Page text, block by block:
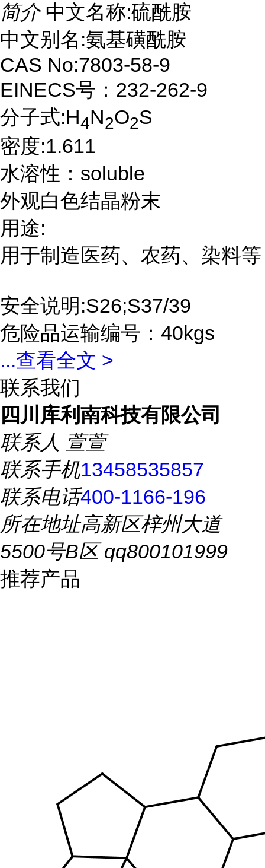
简介 中文名称:硫酰胺
中文别名:氨基磺酰胺
CAS No:7803-58-9
EINECS号：232-262-9
分子式:H4N2O2S
密度:1.611
水溶性：soluble
外观白色结晶粉末
用途:
用于制造医药、农药、染料等
安全说明:S26;S37/39
危险品运输编号：40kgs
...查看全文 >
联系我们
四川库利南科技有限公司
联系人 萱萱
联系手机13458535857
联系电话400-1166-196
所在地址高新区梓州大道
5500号B区 qq800101999
推荐产品